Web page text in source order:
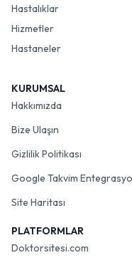
Hastalıklar
Hizmetler
Hastaneler
KURUMSAL
Hakkımızda
Bize Ulaşın
Gizlilik Politikası
Google Takvim
Site Haritası
PLATFORMLAR
Doktorsitesi.com